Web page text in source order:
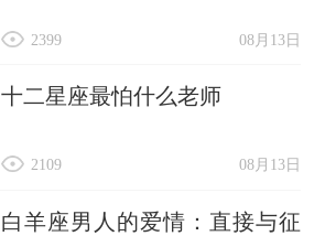
08月13日
2399
十二星座最怕什么老师
08月13日
2109
白羊座男人的爱情：直接与征